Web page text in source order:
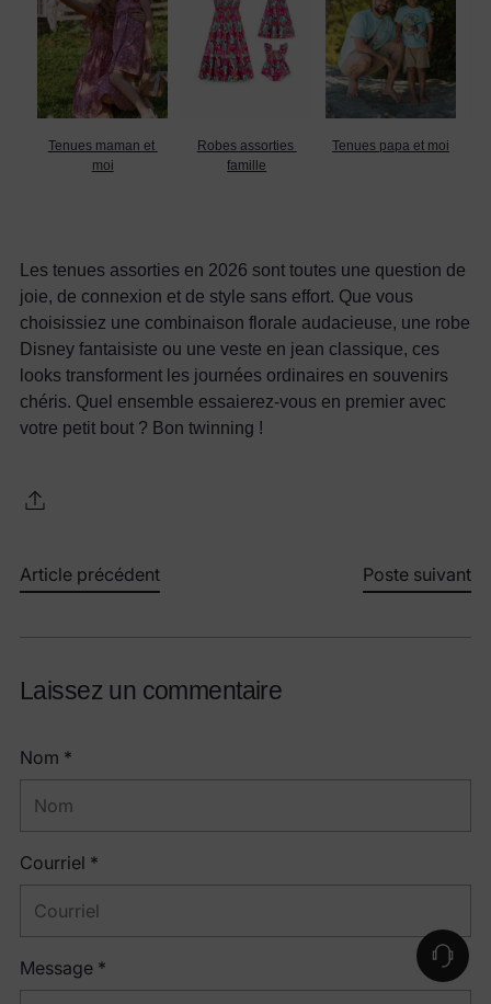
Tenues maman et
moi
Robes assorties
famille
Tenues papa et moi
Les tenues assorties en 2026 sont toutes une question de
joie, de connexion et de style sans effort. Que vous
choisissiez une combinaison florale audacieuse, une robe
Disney fantaisiste ou une veste en jean classique, ces
looks transforment les journées ordinaires en souvenirs
chéris. Quel ensemble essaierez-vous en premier avec
votre petit bout ? Bon twinning !
Article précédent Poste suivant
Laissez un commentaire
Nom *
Courriel *
Message *